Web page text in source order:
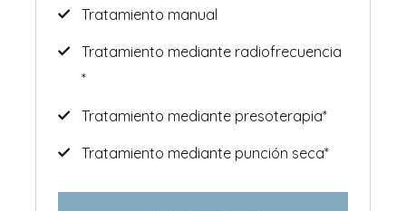
Tratamiento manual
Tratamiento mediante radiofrecuencia
*
Tratamiento mediante presoterapia*
Tratamiento mediante punción seca*